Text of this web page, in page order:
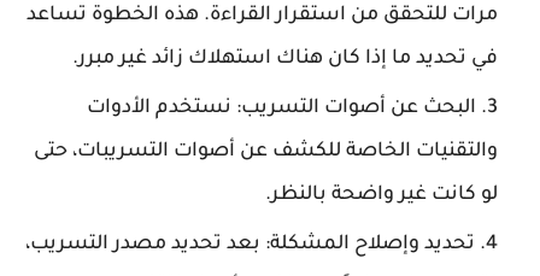
مرات للتحقق من استقرار القراءة. هذه الخطوة تساعد
في تحديد ما إذا كان هناك استهلاك زائد غير مبرر.
البحث عن أصوات التسريب: نستخدم الأدوات
والتقنيات الخاصة للكشف عن أصوات التسريبات، حتى
لو كانت غير واضحة بالنظر.
تحديد وإصلاح المشكلة: بعد تحديد مصدر التسريب،